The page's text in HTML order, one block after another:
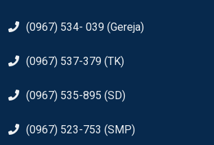
(0967) 534- 039 (Gereja)
(0967) 537-379 (TK)
(0967) 535-895 (SD)
(0967) 523-753 (SMP)